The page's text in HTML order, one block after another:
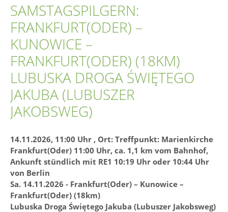
SAMSTAGSPILGERN:
FRANKFURT(ODER) –
KUNOWICE –
FRANKFURT(ODER) (18KM)
LUBUSKA DROGA ŚWIĘTEGO
JAKUBA (LUBUSZER
JAKOBSWEG)
14.11.2026, 11:00 Uhr , Ort: Treffpunkt: Marienkirche
Frankfurt(Oder) 11:00 Uhr, ca. 1,1 km vom Bahnhof,
Ankunft stündlich mit RE1 10:19 Uhr oder 10:44 Uhr
von Berlin
Sa. 14.11.2026 - Frankfurt(Oder) – Kunowice –
Frankfurt(Oder) (18km)
Lubuska Droga Świętego Jakuba (Lubuszer Jakobsweg)